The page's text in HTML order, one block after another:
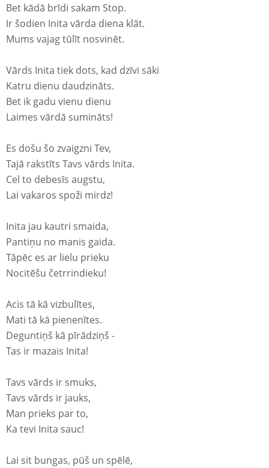
Bet kādā brīdi sakam Stop.
Ir šodien Inita vārda diena klāt.
Mums vajag tūlīt nosvinēt.
Vārds Inita tiek dots, kad dzīvi sāki
Katru dienu daudzināts.
Bet ik gadu vienu dienu
Laimes vārdā sumināts!
Es došu šo zvaigzni Tev,
Tajā rakstīts Tavs vārds Inita.
Cel to debesīs augstu,
Lai vakaros spoži mirdz!
Inita jau kautri smaida,
Pantiņu no manis gaida.
Tāpēc es ar lielu prieku
Nocitēšu četrrindieku!
Acis tā kā vizbulītes,
Mati tā kā pienenītes.
Deguntiņš kā pīrādziņš -
Tas ir mazais Inita!
Tavs vārds ir smuks,
Tavs vārds ir jauks,
Man prieks par to,
Ka tevi Inita sauc!
Lai sit bungas, pūš un spēlē,